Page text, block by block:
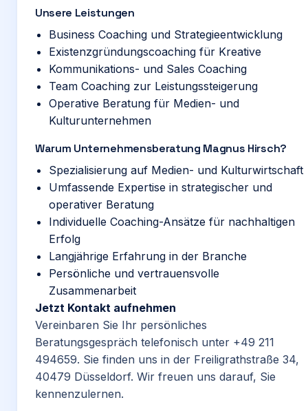
Unsere Leistungen
Business Coaching und Strategieentwicklung
Existenzgründungscoaching für Kreative
Kommunikations- und Sales Coaching
Team Coaching zur Leistungssteigerung
Operative Beratung für Medien- und
Kulturunternehmen
Warum Unternehmensberatung Magnus Hirsch?
Spezialisierung auf Medien- und Kulturwirtschaft
Umfassende Expertise in strategischer und
operativer Beratung
Individuelle Coaching-Ansätze für nachhaltigen
Erfolg
Langjährige Erfahrung in der Branche
Persönliche und vertrauensvolle
Zusammenarbeit
Jetzt Kontakt aufnehmen
Vereinbaren Sie Ihr persönliches
Beratungsgespräch telefonisch unter +49 211
494659. Sie finden uns in der Freiligrathstraße 34,
40479 Düsseldorf. Wir freuen uns darauf, Sie
kennenzulernen.